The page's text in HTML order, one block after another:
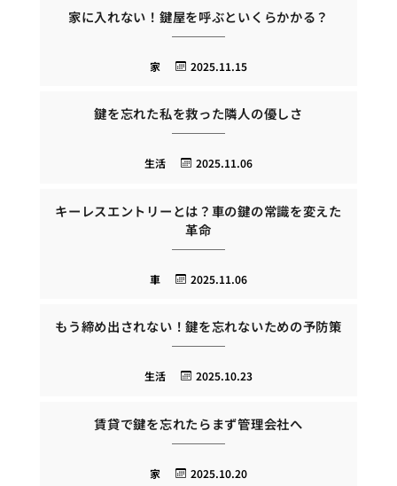
家に入れない！鍵屋を呼ぶといくらかかる？
2025.11.15
家
鍵を忘れた私を救った隣人の優しさ
2025.11.06
生活
キーレスエントリーとは？車の鍵の常識を変えた
革命
2025.11.06
車
もう締め出されない！鍵を忘れないための予防策
2025.10.23
生活
賃貸で鍵を忘れたらまず管理会社へ
2025.10.20
家